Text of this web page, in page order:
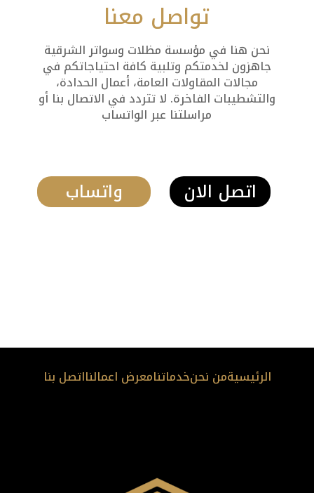
تواصل معنا
نحن هنا في مؤسسة مظلات وسواتر الشرقية
جاهزون لخدمتكم وتلبية كافة احتياجاتكم في
مجالات المقاولات العامة، أعمال الحدادة،
والتشطيبات الفاخرة. لا تتردد في الاتصال بنا أو
مراسلتنا عبر الواتساب
واتساب اتصل الان
الرئيسيةمن نحنخدماتنامعرض اعمالنااتصل بنا